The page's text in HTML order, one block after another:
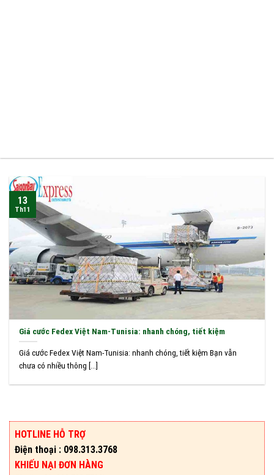
Giá cước Fedex Việt Nam-Tunisia: nhanh chóng, tiết kiệm
Giá cước Fedex Việt Nam-Tunisia: nhanh chóng, tiết kiệm Bạn vẫn
chưa có nhiều thông [...]
13
Th11
HOTLINE HỖ TRỢ
Điện thoại : 098.313.3768
KHIẾU NẠI ĐƠN HÀNG